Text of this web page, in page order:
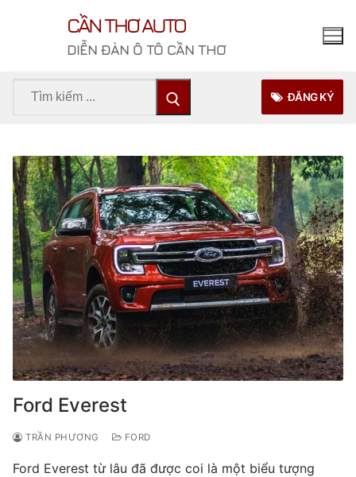
CẦN THƠ AUTO
DIỄN ĐÀN Ô TÔ CẦN THƠ
Tìm
ĐĂNG KÝ
Ford Everest
TRẦN PHƯƠNG FORD
Ford Everest từ lâu đã được coi là một biểu tượng